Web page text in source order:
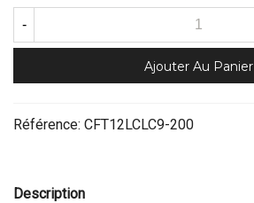
-
Ajouter Au Panier
Référence: CFT12LCLC9-200
Description